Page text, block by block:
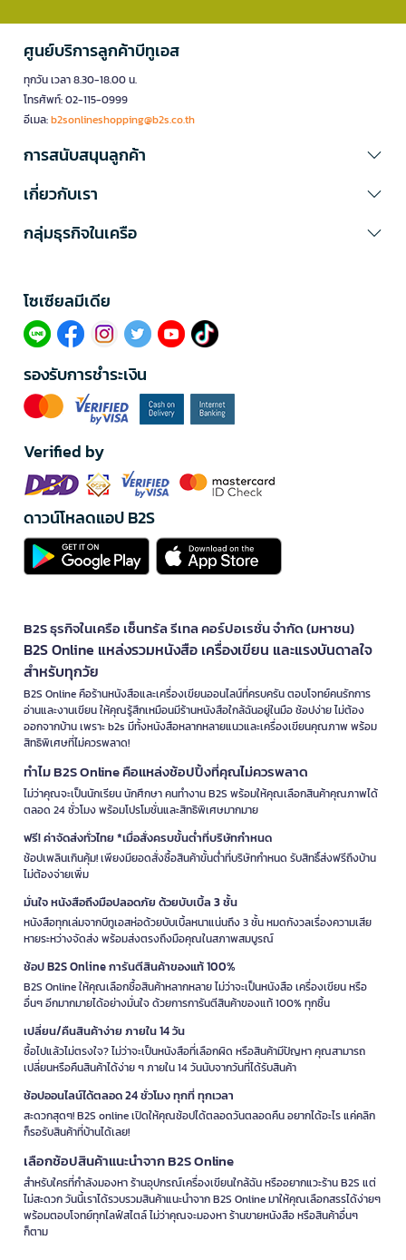
ศูนย์บริการลูกค้าบีทูเอส
ทุกวัน เวลา 8.30-18.00 น.
โทรศัพท์: 02-115-0999
อีเมล:b2sonlineshopping@b2s.co.th
การสนับสนุนลูกค้า
เกี่ยวกับเรา
กลุ่มธุรกิจในเครือ
โซเซียลมีเดีย​
รองรับการชำระเงิน
Verified by
ดาวน์โหลดแอป B2S
B2S ธุรกิจในเครือ เซ็นทรัล รีเทล คอร์ปอเรชั่น จำกัด (มหาชน)
B2S Online แหล่งรวมหนังสือ เครื่องเขียน และแรงบันดาลใจ
สำหรับทุกวัย
B2S Online คือร้านหนังสือและเครื่องเขียนออนไลน์ที่ครบครัน ตอบโจทย์คนรักการ
อ่านและงานเขียน ให้คุณรู้สึกเหมือนมีร้านหนังสือใกล้ฉันอยู่ในมือ ช้อปง่าย ไม่ต้อง
ออกจากบ้าน เพราะ b2s มีทั้งหนังสือหลากหลายแนวและเครื่องเขียนคุณภาพ พร้อม
สิทธิพิเศษที่ไม่ควรพลาด!
ทำไม B2S Online คือแหล่งช้อปปิ้งที่คุณไม่ควรพลาด
ไม่ว่าคุณจะเป็นนักเรียน นักศึกษา คนทำงาน B2S พร้อมให้คุณเลือกสินค้าคุณภาพได้
ตลอด 24 ชั่วโมง พร้อมโปรโมชั่นและสิทธิพิเศษมากมาย
ฟรี! ค่าจัดส่งทั่วไทย *เมื่อสั่งครบขั้นต่ำที่บริษัทกำหนด
ช้อปเพลินเกินคุ้ม! เพียงมียอดสั่งซื้อสินค้าขั้นต่ำที่บริษัทกำหนด รับสิทธิ์ส่งฟรีถึงบ้าน
ไม่ต้องจ่ายเพิ่ม
มั่นใจ หนังสือถึงมือปลอดภัย ด้วยบับเบิ้ล 3 ชั้น
หนังสือทุกเล่มจากบีทูเอสห่อด้วยบับเบิ้ลหนาแน่นถึง 3 ชั้น หมดกังวลเรื่องความเสีย
หายระหว่างจัดส่ง พร้อมส่งตรงถึงมือคุณในสภาพสมบูรณ์
ช้อป B2S Online การันตีสินค้าของแท้ 100%
B2S Online ให้คุณเลือกซื้อสินค้าหลากหลาย ไม่ว่าจะเป็นหนังสือ เครื่องเขียน หรือ
อื่นๆ อีกมากมายได้อย่างมั่นใจ ด้วยการการันตีสินค้าของแท้ 100% ทุกชิ้น
เปลี่ยน/คืนสินค้าง่าย ภายใน 14 วัน
ซื้อไปแล้วไม่ตรงใจ? ไม่ว่าจะเป็นหนังสือที่เลือกผิด หรือสินค้ามีปัญหา คุณสามารถ
เปลี่ยนหรือคืนสินค้าได้ง่าย ๆ ภายใน 14 วันนับจากวันที่ได้รับสินค้า
ช้อปออนไลน์ได้ตลอด 24 ชั่วโมง ทุกที่ ทุกเวลา
สะดวกสุดๆ! B2S online เปิดให้คุณช้อปได้ตลอดวันตลอดคืน อยากได้อะไร แค่คลิก
ก็รอรับสินค้าที่บ้านได้เลย!
เลือกช้อปสินค้าแนะนำจาก B2S Online
สำหรับใครที่กำลังมองหา ร้านอุปกรณ์เครื่องเขียนใกล้ฉัน หรืออยากแวะร้าน B2S แต่
ไม่สะดวก วันนี้เราได้รวบรวมสินค้าแนะนำจาก B2S Online มาให้คุณเลือกสรรได้ง่ายๆ
พร้อมตอบโจทย์ทุกไลฟ์สไตล์ ไม่ว่าคุณจะมองหา ร้านขายหนังสือ หรือสินค้าอื่นๆ
ก็ตาม